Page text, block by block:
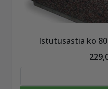
Istutusastia ko